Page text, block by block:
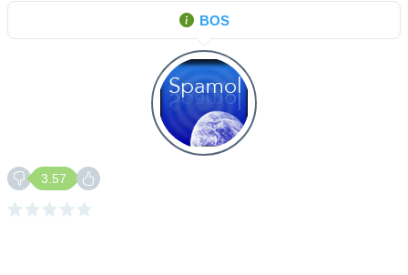
BOS
3.57